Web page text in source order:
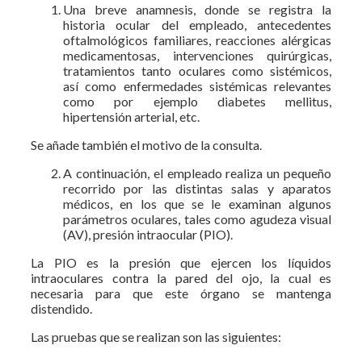
Una breve anamnesis, donde se registra la
historia ocular del empleado, antecedentes
oftalmológicos familiares, reacciones alérgicas
medicamentosas, intervenciones quirúrgicas,
tratamientos tanto oculares como sistémicos,
así como enfermedades sistémicas relevantes
como por ejemplo diabetes mellitus,
hipertensión arterial, etc.
Se añade también el motivo de la consulta.
A continuación, el empleado realiza un pequeño
recorrido por las distintas salas y aparatos
médicos, en los que se le examinan algunos
parámetros oculares, tales como agudeza visual
(AV), presión intraocular (PIO).
La PIO es la presión que ejercen los líquidos
intraoculares contra la pared del ojo, la cual es
necesaria para que este órgano se mantenga
distendido.
Las pruebas que se realizan son las siguientes: